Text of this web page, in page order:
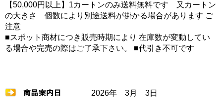
【50,000円以上】1カートンのみ送料無料です 又カートン
の大きさ 個数により別途送料が掛かる場合があります ご
注意
■スポット商材につき販売時期により 在庫数が変動してい
る場合や完売の際はご了承下さい。 ■代引き不可です
2026年 3月 3日